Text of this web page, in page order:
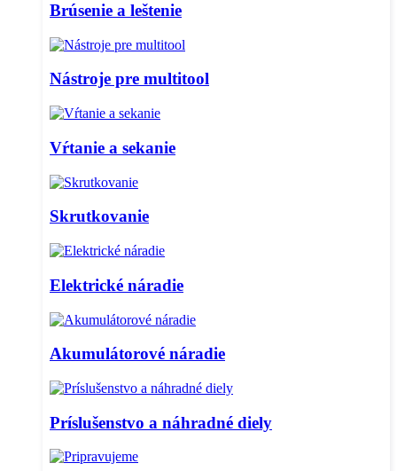
Brúsenie a leštenie
Nástroje pre multitool
Vŕtanie a sekanie
Skrutkovanie
Elektrické náradie
Akumulátorové náradie
Príslušenstvo a náhradné diely